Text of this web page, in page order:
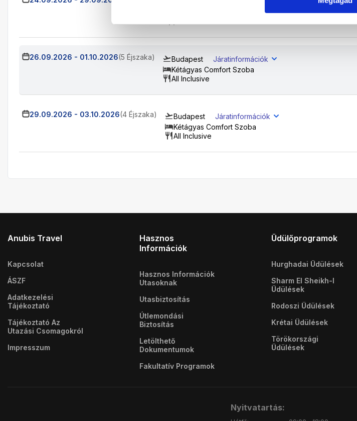
26.09.2026 - 01.10.2026(5 Éjszaka) Budapest
Járatinformációk
Kétágyas Comfort Szoba
All Inclusive
29.09.2026 - 03.10.2026(4 Éjszaka) Budapest
Járatinformációk
Kétágyas Comfort Szoba
All Inclusive
Anubis Travel
Kapcsolat
ÁSZF
Adatkezelési
Tájékoztató
Tájékoztató Az
Utazási Csomagokról
Impresszum
Hasznos
Információk
Hasznos Információk
Utasoknak
Utasbiztosítás
Útlemondási
Biztosítás
Letölthető
Dokumentumok
Fakultatív Programok
Üdülőprogramok
Hurghadai Üdülések
Sharm El Sheikh-I
Üdülések
Rodoszi Üdülések
Krétai Üdülések
Törökországi
Üdülések
Nyitvatartás: